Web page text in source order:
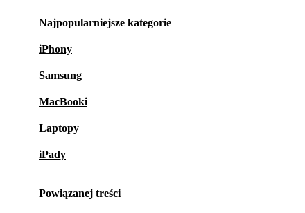
Najpopularniejsze kategorie
iPhony
Samsung
MacBooki
Laptopy
iPady
Powiązanej treści